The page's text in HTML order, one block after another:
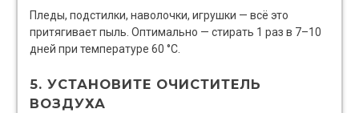
Пледы, подстилки, наволочки, игрушки — всё это
притягивает пыль. Оптимально — стирать 1 раз в 7–10
дней при температуре 60 °C.
5. УСТАНОВИТЕ ОЧИСТИТЕЛЬ
ВОЗДУХА